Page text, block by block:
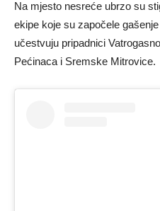
Na mjesto nesreće ubrzo su
ekipe koje su započele
učestvuju pripadnici
Pećinaca i Sremske Mitrovice.